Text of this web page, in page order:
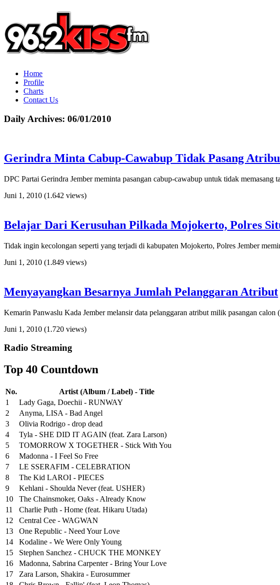
Home
Profile
Charts
Contact Us
Daily Archives: 06/01/2010
Gerindra Minta Cabup-Cawabup Tidak Pasang
DPC Partai Gerindra Jember meminta pasangan cabup-cawabup untuk tidak
Juni 1, 2010 (1.642 views)
Belajar Dari Kerusuhan Pilkada Mojokerto, Polres
Tidak ingin kecolongan seperti yang terjadi di kabupaten Mojokerto, Polres Jember
Juni 1, 2010 (1.849 views)
Menyayangkan Besarnya Jumlah Pelanggaran Atribut
Kemarin Panwaslu Kada Jember melansir data pelanggaran atribut milik pasangan
Juni 1, 2010 (1.720 views)
Radio Streaming
Top 40 Countdown
No.
Artist (Album / Label) - Title
1
Lady Gaga, Doechii - RUNWAY
2
Anyma, LISA - Bad Angel
3
Olivia Rodrigo - drop dead
4
Tyla - SHE DID IT AGAIN (feat. Zara Larson)
5
TOMORROW X TOGETHER - Stick With You
6
Madonna - I Feel So Free
7
LE SSERAFIM - CELEBRATION
8
The Kid LAROI - PIECES
9
Kehlani - Shoulda Never (feat. USHER)
10
The Chainsmoker, Oaks - Already Know
11
Charlie Puth - Home (feat. Hikaru Utada)
12
Central Cee - WAGWAN
13
One Republic - Need Your Love
14
Kodaline - We Were Only Young
15
Stephen Sanchez - CHUCK THE MONKEY
16
Madonna, Sabrina Carpenter - Bring Your Love
17
Zara Larson, Shakira - Eurosummer